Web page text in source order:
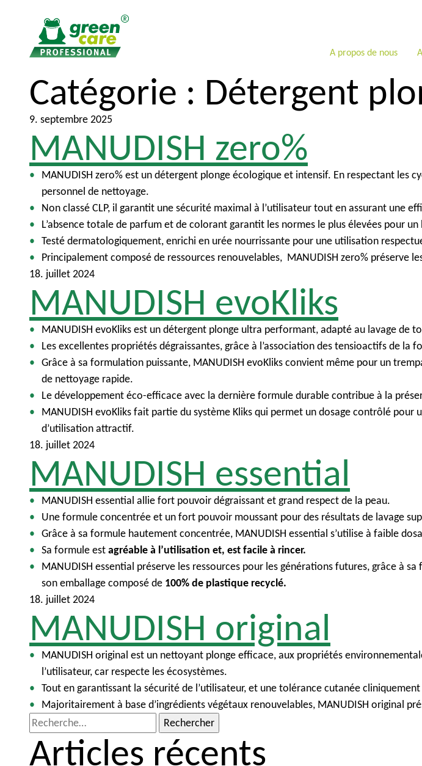
A propos de nous
Catégorie : Détergent
9. septembre 2025
MANUDISH zero%
MANUDISH zero% est un détergent plonge écologique et intensif. En respectant les
personnel de nettoyage.
Non classé CLP, il garantit une sécurité maximal à l’utilisateur tout en assurant une
L’absence totale de parfum et de colorant garantit les normes le plus élevées pour
Testé dermatologiquement, enrichi en urée nourrissante pour une utilisation
Principalement composé de ressources renouvelables, MANUDISH zero% préserve
18. juillet 2024
MANUDISH evoKliks
MANUDISH evoKliks est un détergent plonge ultra performant, adapté au lavage de
Les excellentes propriétés dégraissantes, grâce à l’association des tensioactifs de la
Grâce à sa formulation puissante, MANUDISH evoKliks convient même pour un
de nettoyage rapide.
Le développement éco-efficace avec la dernière formule durable contribue à la
MANUDISH evoKliks fait partie du système Kliks qui permet un dosage contrôlé
d’utilisation attractif.
18. juillet 2024
MANUDISH essential
MANUDISH essential allie fort pouvoir dégraissant et grand respect de la peau.
Une formule concentrée et un fort pouvoir moussant pour des résultats de lavage
Grâce à sa formule hautement concentrée, MANUDISH essential s’utilise à faible
Sa formule estagréable à l’utilisation et, est facile à rincer.
MANUDISH essential préserve les ressources pour les générations futures, grâce à
son emballage composé de 100% de plastique recyclé.
18. juillet 2024
MANUDISH original
MANUDISH original est un nettoyant plonge efficace, aux propriétés
l’utilisateur, car respecte les écosystèmes.
Tout en garantissant la sécurité de l’utilisateur, et une tolérance cutanée
Majoritairement à base d’ingrédients végétaux renouvelables, MANUDISH original
R
e
c
Articles récents